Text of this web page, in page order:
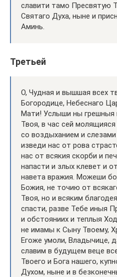
славити тамо Пресвятую
Святаго Духа, ныне и
Аминь.
Третьей
О, Чудная и вышшая всех
Богородице, Небеснаго
Мати! Услыши ны грешныя
Твоя, в час сей
со воздыханием и
изведи нас от рова
нас от всякия скорби и
напасти и злых клевет и
навета вражия. Можеши
Божия, не точию от
Твоя, но и всяким
спасти, разве Тебе иныя
и обстояниих и теплыя
не имамы к Сыну Твоему,
Егоже умоли, Владычице,
славим в будущем веце
Твоего и Бога нашего,
Духом, ныне и в